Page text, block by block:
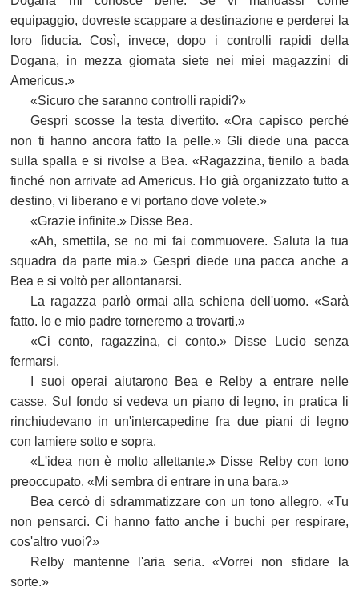
equipaggio, dovreste scappare a destinazione e perderei la
loro fiducia. Così, invece, dopo i controlli rapidi della
Dogana, in mezza giornata siete nei miei magazzini di
Americus.»
«Sicuro che saranno controlli rapidi?»
Gespri scosse la testa divertito. «Ora capisco perché
non ti hanno ancora fatto la pelle.» Gli diede una pacca
sulla spalla e si rivolse a Bea. «Ragazzina, tienilo a bada
finché non arrivate ad Americus. Ho già organizzato tutto a
destino, vi liberano e vi portano dove volete.»
«Grazie infinite.» Disse Bea.
«Ah, smettila, se no mi fai commuovere. Saluta la tua
squadra da parte mia.» Gespri diede una pacca anche a
Bea e si voltò per allontanarsi.
La ragazza parlò ormai alla schiena dell'uomo. «Sarà
fatto. Io e mio padre torneremo a trovarti.»
«Ci conto, ragazzina, ci conto.» Disse Lucio senza
fermarsi.
I suoi operai aiutarono Bea e Relby a entrare nelle
casse. Sul fondo si vedeva un piano di legno, in pratica li
rinchiudevano in un'intercapedine fra due piani di legno
con lamiere sotto e sopra.
«L'idea non è molto allettante.» Disse Relby con tono
preoccupato. «Mi sembra di entrare in una bara.»
Bea cercò di sdrammatizzare con un tono allegro. «Tu
non pensarci. Ci hanno fatto anche i buchi per respirare,
cos'altro vuoi?»
Relby mantenne l'aria seria. «Vorrei non sfidare la
sorte.»